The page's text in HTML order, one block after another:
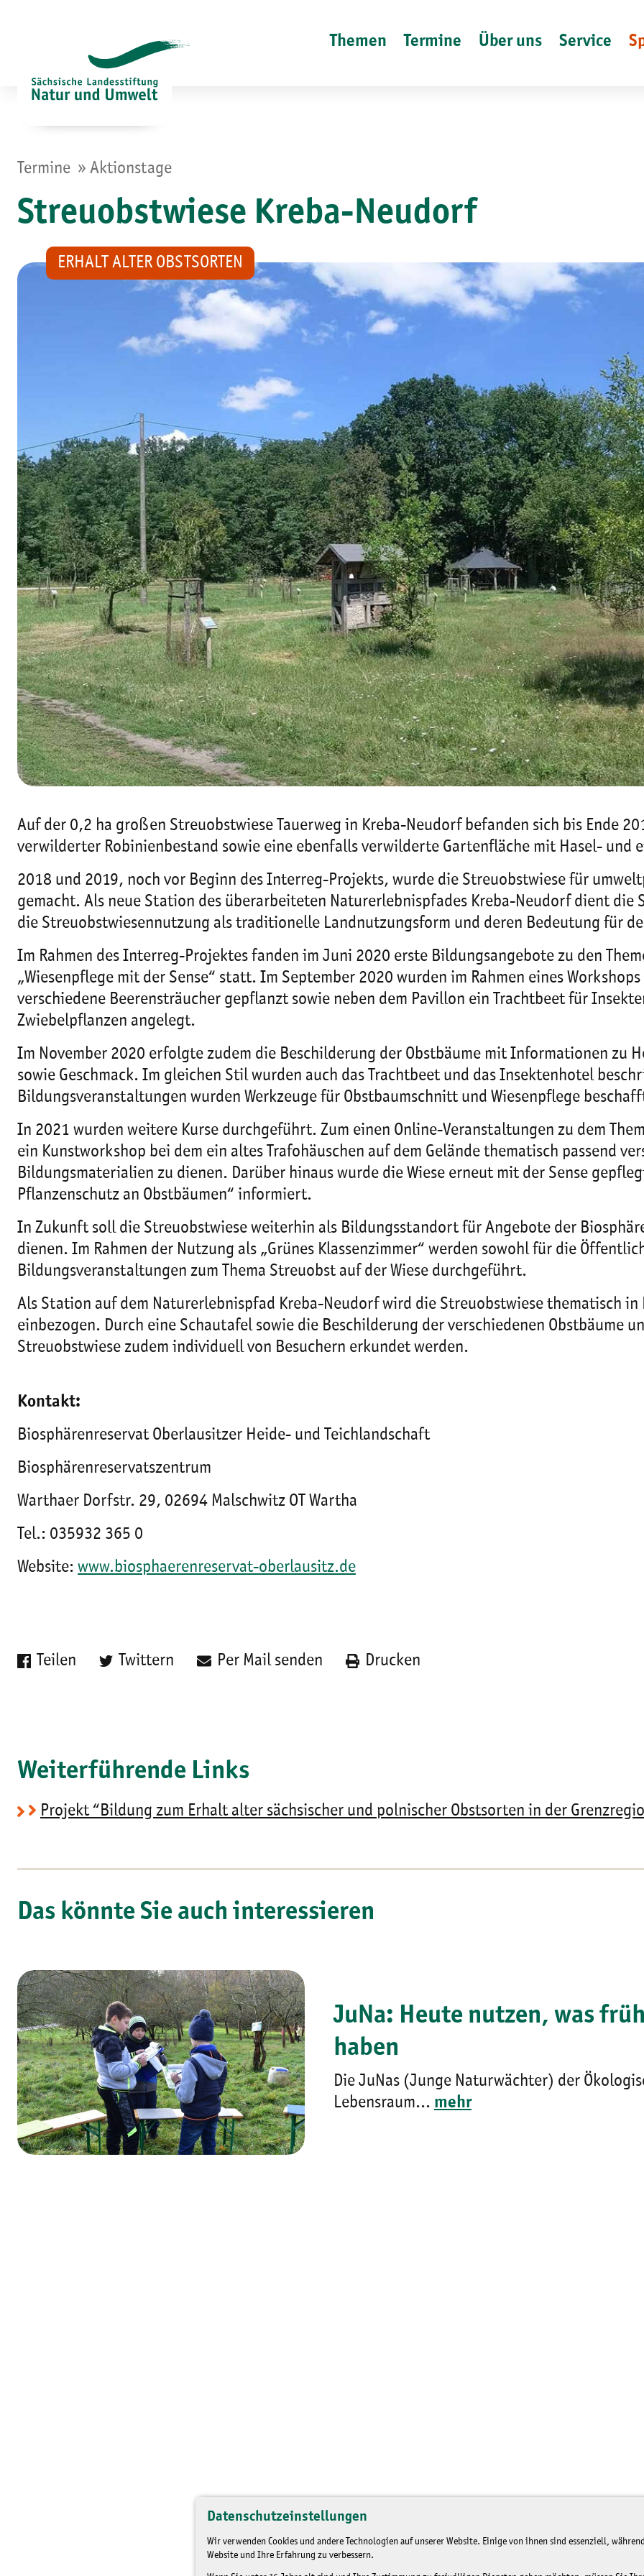
Datenschutzeinstellungen
Wir verwenden Cookies und andere Technologien auf unserer Website. Einige von ihnen sind essenziell,
Website und Ihre Erfahrung zu verbessern.
Themen Termine Über uns Service
Termine » Aktionstage
Streuobstwiese Kreba-Neudorf
ERHALT ALTER OBSTSORTEN
Auf der 0,2 ha großen Streuobstwiese Tauerweg in Kreba-Neudorf befanden sich bis Ende
verwilderter Robinienbestand sowie eine ebenfalls verwilderte Gartenfläche mit Hasel- und
2018 und 2019, noch vor Beginn des Interreg-Projekts, wurde die Streuobstwiese für
gemacht. Als neue Station des überarbeiteten Naturerlebnispfades Kreba-Neudorf dient
die Streuobstwiesennutzung als traditionelle Landnutzungsform und deren Bedeutung für
Im Rahmen des Interreg-Projektes fanden im Juni 2020 erste Bildungsangebote zu den
„Wiesenpflege mit der Sense“ statt. Im September 2020 wurden im Rahmen eines
verschiedene Beerensträucher gepflanzt sowie neben dem Pavillon ein Trachtbeet für
Zwiebelpflanzen angelegt.
Im November 2020 erfolgte zudem die Beschilderung der Obstbäume mit Informationen zu
sowie Geschmack. Im gleichen Stil wurden auch das Trachtbeet und das Insektenhotel
Bildungsveranstaltungen wurden Werkzeuge für Obstbaumschnitt und Wiesenpflege
In 2021 wurden weitere Kurse durchgeführt. Zum einen Online-Veranstaltungen zu dem
ein Kunstworkshop bei dem ein altes Trafohäuschen auf dem Gelände thematisch passend
Bildungsmaterialien zu dienen. Darüber hinaus wurde die Wiese erneut mit der Sense
Pflanzenschutz an Obstbäumen“ informiert.
In Zukunft soll die Streuobstwiese weiterhin als Bildungsstandort für Angebote der
dienen. Im Rahmen der Nutzung als „Grünes Klassenzimmer“ werden sowohl für die
Bildungsveranstaltungen zum Thema Streuobst auf der Wiese durchgeführt.
Als Station auf dem Naturerlebnispfad Kreba-Neudorf wird die Streuobstwiese thematisch in
einbezogen. Durch eine Schautafel sowie die Beschilderung der verschiedenen Obstbäume
Streuobstwiese zudem individuell von Besuchern erkundet werden.
Kontakt:
Biosphärenreservat Oberlausitzer Heide- und Teichlandschaft
Biosphärenreservatszentrum
Warthaer Dorfstr. 29, 02694 Malschwitz OT Wartha
Tel.: 035932 365 0
Website: www.biosphaerenreservat-oberlausitz.de
Teilen Twittern Per Mail senden Drucken
Weiterführende Links
Projekt “Bildung zum Erhalt alter sächsischer und polnischer Obstsorten in der
Das könnte Sie auch interessieren
JuNa: Heute nutzen, was
haben
Die JuNas (Junge Naturwächter) der
Lebensraum... mehr